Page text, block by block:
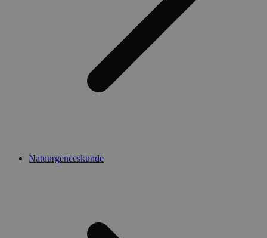
Natuurgeneeskunde